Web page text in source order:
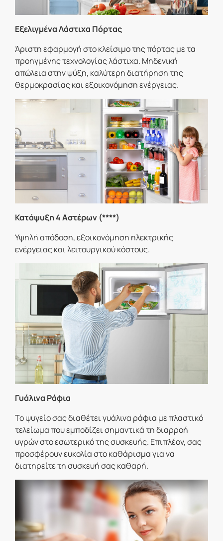
Εξελιγμένα Λάστιχα Πόρτας
Άριστη εφαρμογή στο κλείσιμο της πόρτας με τα
προηγμένης τεχνολογίας λάστιχα. Μηδενική
απώλεια στην ψύξη, καλύτερη διατήρηση της
θερμοκρασίας και εξοικονόμηση ενέργειας.
Κατάψυξη 4 Aστέρων (****)
Υψηλή απόδοση, εξοικονόμηση ηλεκτρικής
ενέργειας και λειτουργικού κόστους.
Γυάλινα Ράφια
Το ψυγείο σας διαθέτει γυάλινα ράφια με πλαστικό
τελείωμα που εμποδίζει σημαντικά τη διαρροή
υγρών στο εσωτερικό της συσκευής. Επιπλέον, σας
προσφέρουν ευκολία στο καθάρισμα για να
διατηρείτε τη συσκευή σας καθαρή.